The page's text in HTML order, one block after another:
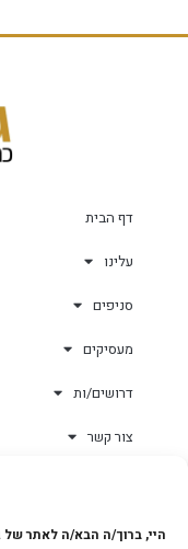
היי, ברוך/ה הבא/ה לאתר של
דף הבית
עלינו
סניפים
מעסיקים
דרושים/ות
צור קשר